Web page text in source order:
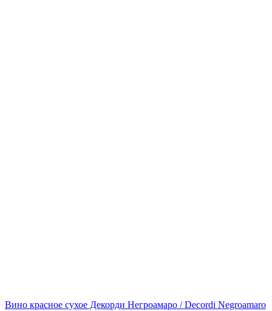
Вино красное сухое Декорди Негроамаро / Decordi Negroamaro